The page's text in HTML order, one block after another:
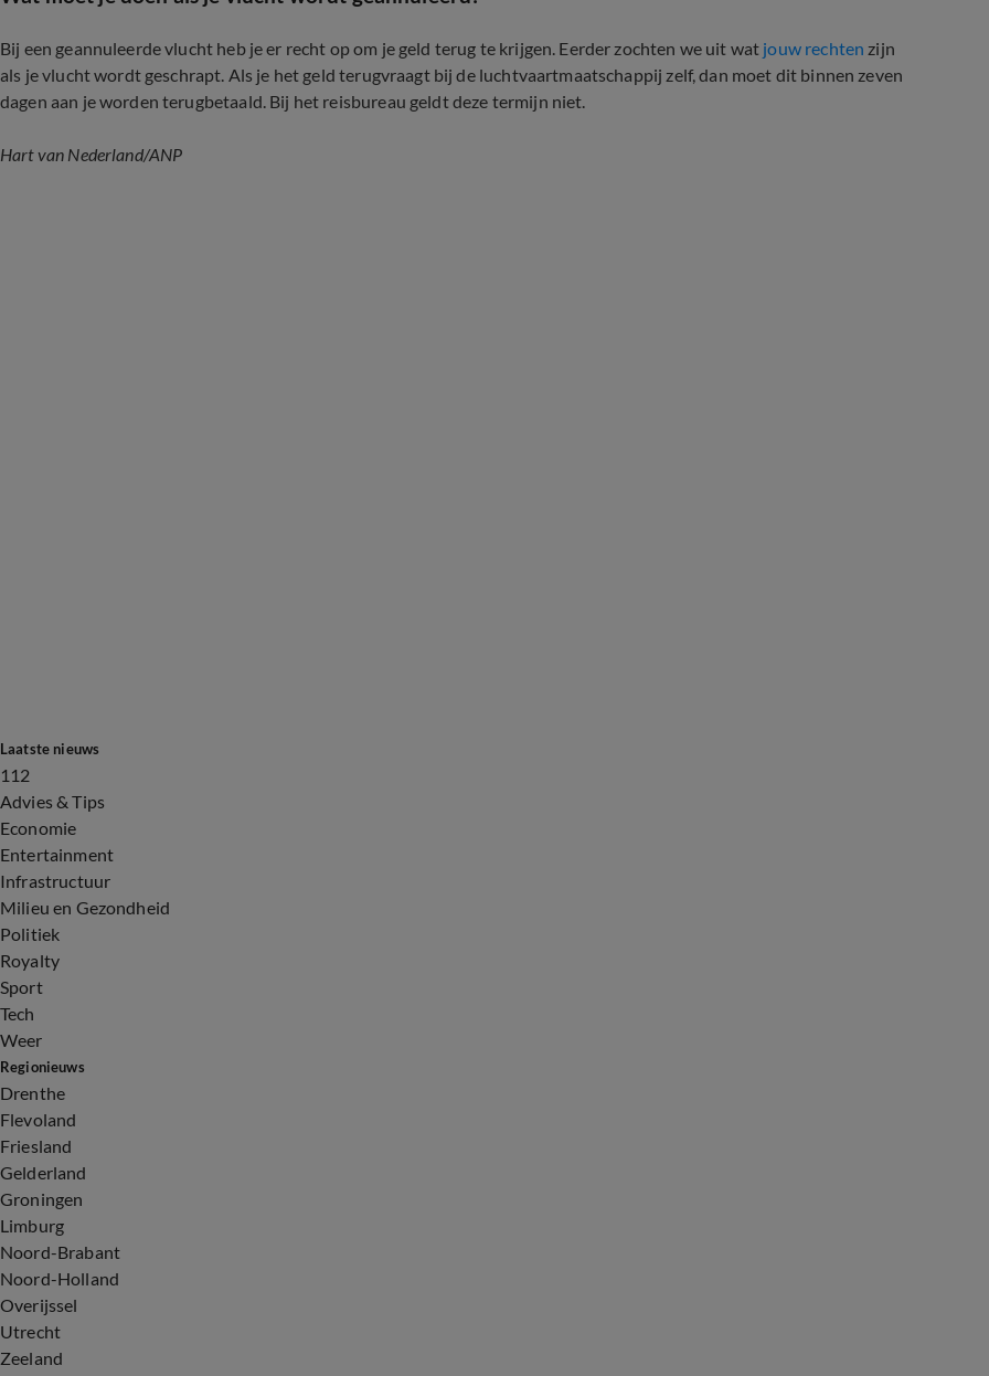
Bij een geannuleerde vlucht heb je er recht op om je geld terug te krijgen. Eerder zochten we uit wat jouw rechten zijn
als je vlucht wordt geschrapt. Als je het geld terugvraagt bij de luchtvaartmaatschappij zelf, dan moet dit binnen zeven
dagen aan je worden terugbetaald. Bij het reisbureau geldt deze termijn niet.
Hart van Nederland/ANP
Laatste nieuws
112
Advies & Tips
Economie
Entertainment
Infrastructuur
Milieu en Gezondheid
Politiek
Royalty
Sport
Tech
Weer
Regionieuws
Drenthe
Flevoland
Friesland
Gelderland
Groningen
Limburg
Noord-Brabant
Noord-Holland
Overijssel
Utrecht
Zeeland